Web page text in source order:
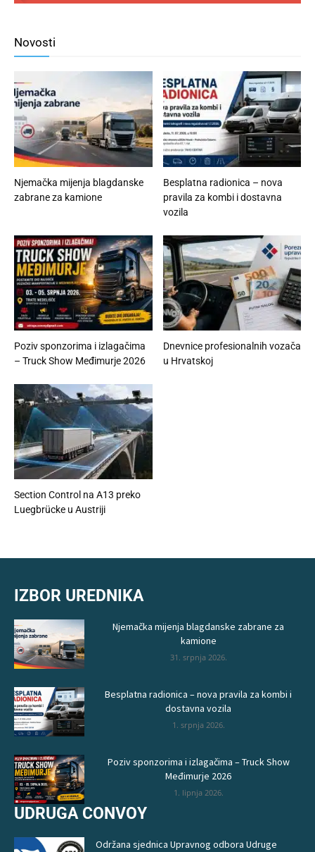
Novosti
Njemačka mijenja blagdanske
zabrane za kamione
Besplatna radionica – nova
pravila za kombi i dostavna
vozila
Poziv sponzorima i izlagačima
– Truck Show Međimurje 2026
Dnevnice profesionalnih vozača
u Hrvatskoj
Section Control na A13 preko
Luegbrücke u Austriji
IZBOR UREDNIKA
Njemačka mijenja blagdanske zabrane za
kamione
31. srpnja 2026.
Besplatna radionica – nova pravila za kombi i
dostavna vozila
1. srpnja 2026.
Poziv sponzorima i izlagačima – Truck Show
Međimurje 2026
1. lipnja 2026.
UDRUGA CONVOY
Održana sjednica Upravnog odbora Udruge